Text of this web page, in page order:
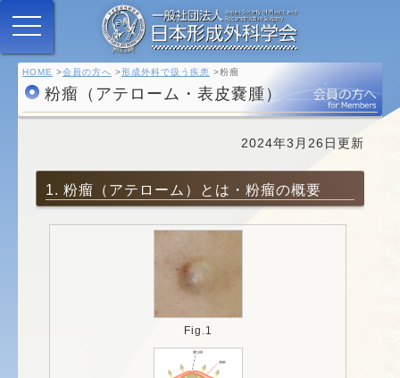
HOME 会員の方へ 形成外科で扱う疾患 粉瘤
粉瘤（アテローム・表皮嚢腫）
2024年3月26日更新
1. 粉瘤（アテローム）とは・粉瘤の概要
Fig.1